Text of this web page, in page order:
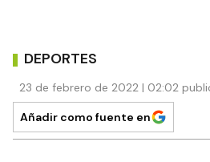
DEPORTES
23 de febrero de 2022 | 02:02
Añadir como fuente en